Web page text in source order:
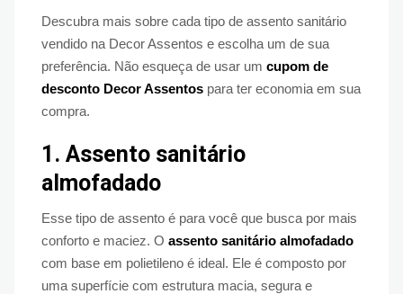
Descubra mais sobre cada tipo de assento sanitário
vendido na Decor Assentos e escolha um de sua
preferência. Não esqueça de usar um cupom de
desconto Decor Assentos para ter economia em sua
compra.
1. Assento sanitário
almofadado
Esse tipo de assento é para você que busca por mais
conforto e maciez. O assento sanitário almofadado
com base em polietileno é ideal. Ele é composto por
uma superfície com estrutura macia, segura e